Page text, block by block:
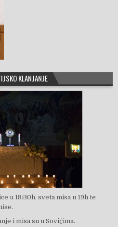
KLANJANJE
u 18:30h, sveta misa u 19h te
i misa su u Sovićima.